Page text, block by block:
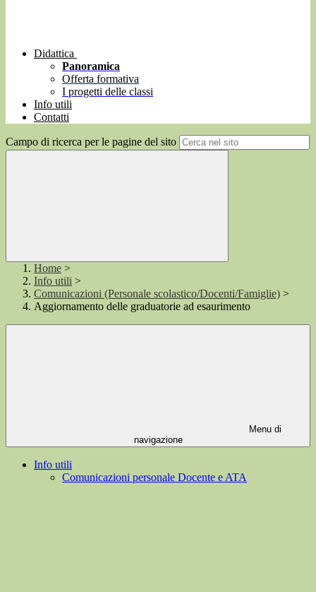
Didattica
Panoramica
Offerta formativa
I progetti delle classi
Info utili
Contatti
Campo di ricerca per le pagine del sito
Home >
Info utili >
Comunicazioni (Personale scolastico/Docenti/Famiglie) >
Aggiornamento delle graduatorie ad esaurimento
Menu di
navigazione
Info utili
Comunicazioni personale Docente e ATA